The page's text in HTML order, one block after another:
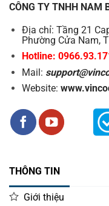
CÔNG TY TNHH NAM
Địa chỉ: Tầng 21
Phường Cửa Nam,
Hotline:
Mail:
Website:
THÔNG TIN
Giới thiệu